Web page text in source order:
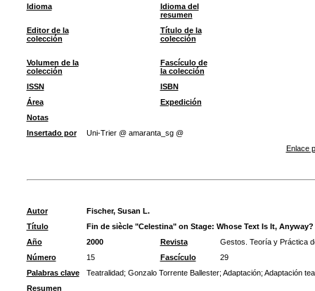
Idioma
Idioma del
resumen
Editor de la
colección
Título de la
colección
Volumen de la
colección
Fascículo de
la colección
ISSN
ISBN
Área
Expedición
Notas
Insertado por
Uni-Trier @ amaranta_sg @
Enlace
Autor
Fischer, Susan L.
Título
Fin de siècle "Celestina" on Stage: Whose Text Is It, Anyway?
Año
2000 Revista
Gestos. Teoría y Práctica
Número
15 Fascículo
29
Palabras clave
Teatralidad; Gonzalo Torrente Ballester; Adaptación; Adaptación
Resumen